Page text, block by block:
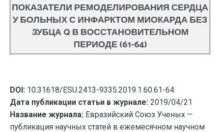
ПОКАЗАТЕЛИ РЕМОДЕЛИРОВАНИЯ СЕРДЦА
У БОЛЬНЫХ С ИНФАРКТОМ МИОКАРДА БЕЗ
ЗУБЦА Q В ВОССТАНОВИТЕЛЬНОМ
ПЕРИОДЕ (61-64)
DOI: 10.31618/ESU.2413-9335.2019.1.60.61-64
Дата публикации статьи в журнале: 2019/04/21
Название журнала: Евразийский Союз Ученых —
публикация научных статей в ежемесячном научном